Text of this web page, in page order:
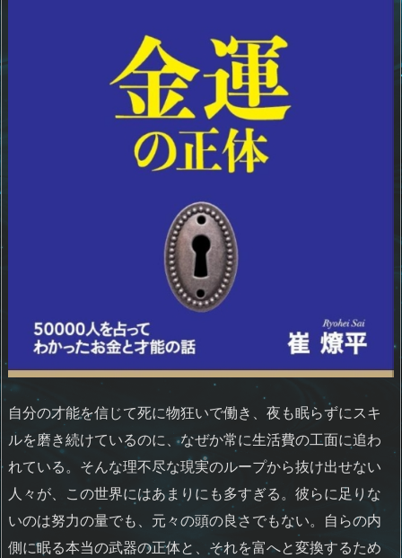
sk
y r
o
ar
d
d
ro
p.
io
自分の才能を信じて死に物狂いで働き、夜も眠らずにスキ
ルを磨き続けているのに、なぜか常に生活費の工面に追わ
れている。そんな理不尽な現実のループから抜け出せない
人々が、この世界にはあまりにも多すぎる。彼らに足りな
いのは努力の量でも、元々の頭の良さでもない。自らの内
側に眠る本当の武器の正体と、それを富へと変換するため